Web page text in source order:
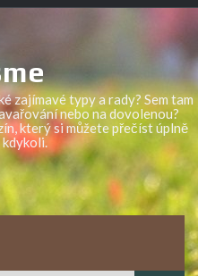
zajímavé typy a rady? Sem tam
nebo na dovolenou?
který si můžete přečíst úplně